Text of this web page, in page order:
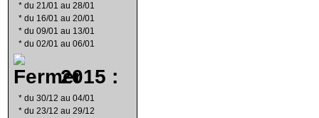
* du 21/01 au 28/01
* du 16/01 au 20/01
* du 09/01 au 13/01
* du 02/01 au 06/01
2015 :
* du 30/12 au 04/01
* du 23/12 au 29/12